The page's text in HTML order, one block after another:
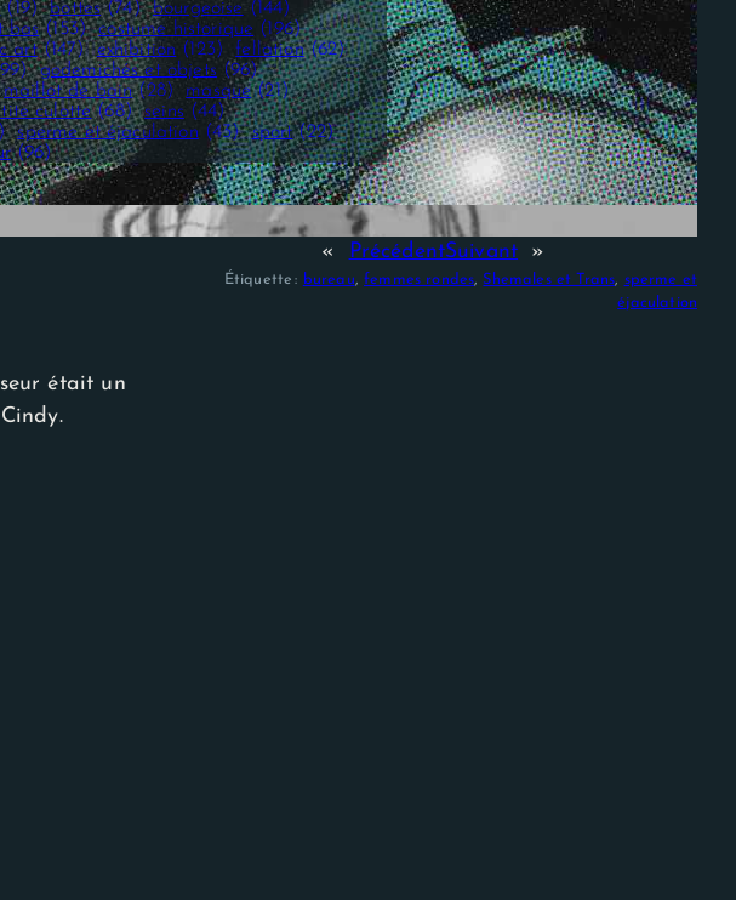
(19) bottes (74) bourgeoise (144)
bas (153) costume historique (196)
art (147) exhibition (123) fellation (62)
godemichés et objets (96)
maillot de bain (28) masque (21)
culotte (68) seins (44)
sperme et éjaculation (43) sport (22)
(96)
était un
« PrécédentSuivant »
Étiquette : bureau, femmes rondes, Shemales et Trans, sperme et
éjaculation